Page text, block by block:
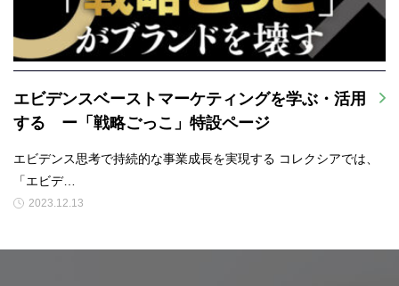
エビデンスベーストマーケティングを学ぶ・活用
する ー「戦略ごっこ」特設ページ
エビデンス思考で持続的な事業成長を実現する コレクシアでは、
「エビデ…
2023.12.13